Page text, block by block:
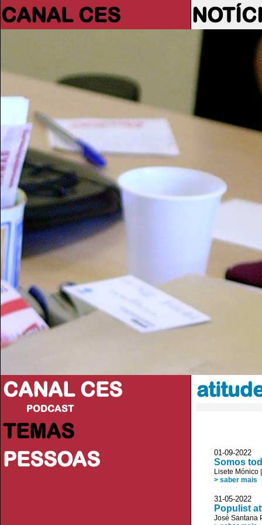
CANAL CES
CANAL CES
PODCAST
TEMAS
PESSOAS
01-09-
Somos
Lisete Mónico
> saber mais
31-05-
Populist
José Santana